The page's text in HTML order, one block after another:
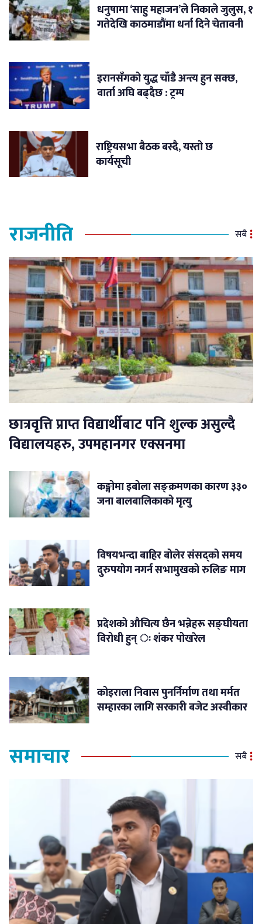
धनुषामा ‘साहु महाजन’ले निकाले जुलुस, १
गतेदेखि काठमाडौंमा धर्ना दिने चेतावनी
इरानसँगको युद्ध चाँडै अन्त्य हुन सक्छ,
वार्ता अघि बढ्दैछ : ट्रम्प
राष्ट्रियसभा बैठक बस्दै, यस्तो छ
कार्यसूची
राजनीति सबै
छात्रवृत्ति प्राप्त विद्यार्थीबाट पनि शुल्क असुल्दै
विद्यालयहरु, उपमहानगर एक्सनमा
कङ्गोमा इबोला सङ्क्रमणका कारण ३३०
जना बालबालिकाको मृत्यु
विषयभन्दा बाहिर बोलेर संसद्को समय
दुरुपयोग नगर्न सभामुखको रुलिङ माग
प्रदेशको औचित्य छैन भन्नेहरू सङ्घीयता
विरोधी हुन् ः शंकर पोखरेल
कोइराला निवास पुनर्निर्माण तथा मर्मत
सम्हारका लागि सरकारी बजेट अस्वीकार
समाचार सबै